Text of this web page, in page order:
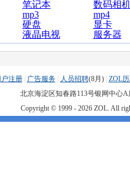
笔记本
数码相
mp3
mp4
硬盘
显卡
液晶电视 服务器
户注册| 广告服务| 人员招聘(8月)| ZOL
北京海淀区知春路113号银网中心A
Copyright © 1999 - 2026 ZOL. All